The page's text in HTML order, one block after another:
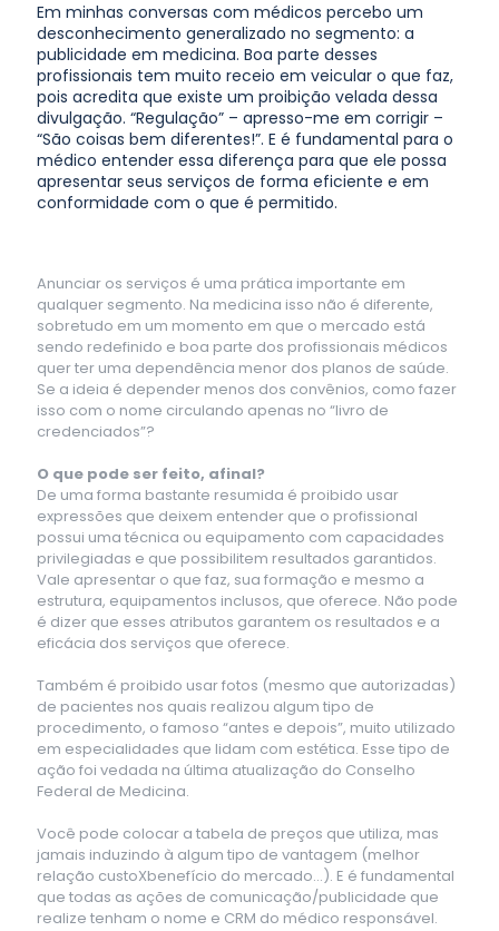
Em minhas conversas com médicos percebo um
desconhecimento generalizado no segmento: a
publicidade em medicina. Boa parte desses
profissionais tem muito receio em veicular o que faz,
pois acredita que existe um proibição velada dessa
divulgação. “Regulação” – apresso-me em corrigir –
“São coisas bem diferentes!”. E é fundamental para o
médico entender essa diferença para que ele possa
apresentar seus serviços de forma eficiente e em
conformidade com o que é permitido.
Anunciar os serviços é uma prática importante em
qualquer segmento. Na medicina isso não é diferente,
sobretudo em um momento em que o mercado está
sendo redefinido e boa parte dos profissionais médicos
quer ter uma dependência menor dos planos de saúde.
Se a ideia é depender menos dos convênios, como fazer
isso com o nome circulando apenas no “livro de
credenciados”?
O que pode ser feito, afinal?
De uma forma bastante resumida é proibido usar
expressões que deixem entender que o profissional
possui uma técnica ou equipamento com capacidades
privilegiadas e que possibilitem resultados garantidos.
Vale apresentar o que faz, sua formação e mesmo a
estrutura, equipamentos inclusos, que oferece. Não pode
é dizer que esses atributos garantem os resultados e a
eficácia dos serviços que oferece.
Também é proibido usar fotos (mesmo que autorizadas)
de pacientes nos quais realizou algum tipo de
procedimento, o famoso “antes e depois”, muito utilizado
em especialidades que lidam com estética. Esse tipo de
ação foi vedada na última atualização do Conselho
Federal de Medicina.
Você pode colocar a tabela de preços que utiliza, mas
jamais induzindo à algum tipo de vantagem (melhor
relação custoXbenefício do mercado…). E é fundamental
que todas as ações de comunicação/publicidade que
realize tenham o nome e CRM do médico responsável.